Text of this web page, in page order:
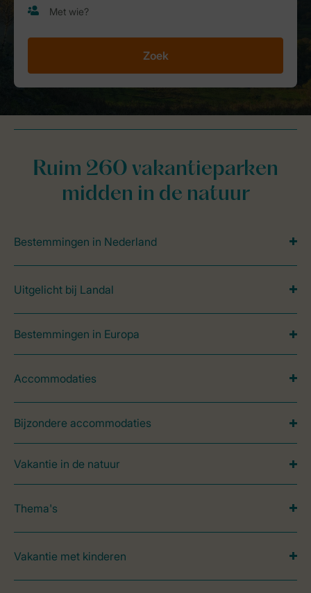
Zoek
Ruim 260 vakantieparken
midden in de natuur
Bestemmingen in Nederland
Uitgelicht bij Landal
Bestemmingen in Europa
Accommodaties
Bijzondere accommodaties
Vakantie in de natuur
Thema's
Vakantie met kinderen